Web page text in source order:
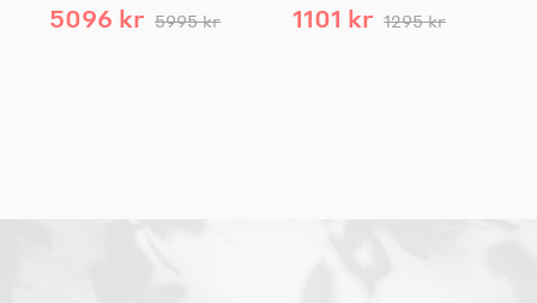
5096 kr 5995 kr 1101 kr 1295 kr